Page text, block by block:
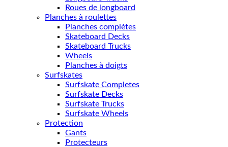
Roues de longboard
Planches à roulettes
Planches complètes
Skateboard Decks
Skateboard Trucks
Wheels
Planches à doigts
Surfskates
Surfskate Completes
Surfskate Decks
Surfskate Trucks
Surfskate Wheels
Protection
Gants
Protecteurs